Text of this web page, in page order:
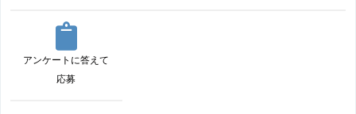
アンケートに答えて
応募